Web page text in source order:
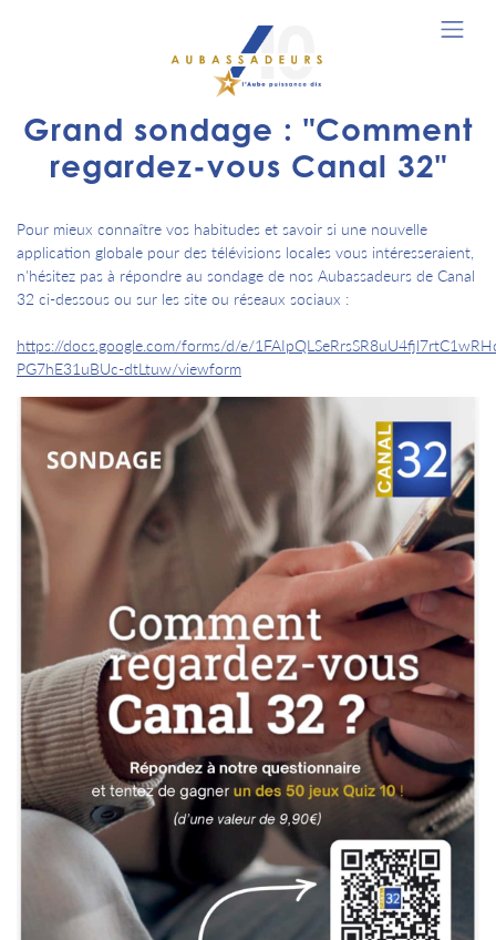
Grand sondage : "Comment
regardez-vous Canal 32"
Pour mieux connaître vos habitudes et savoir si une nouvelle
application globale pour des télévisions locales vous intéresseraient,
n'hésitez pas à répondre au sondage de nos Aubassadeurs de Canal
32 ci-dessous ou sur les site ou réseaux sociaux :
https://docs.google.com/forms/d/e/
PG7hE31uBUc-dtLtuw/viewform